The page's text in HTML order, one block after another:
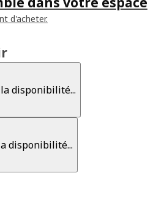
d'acheter.
disponibilité...
disponibilité...